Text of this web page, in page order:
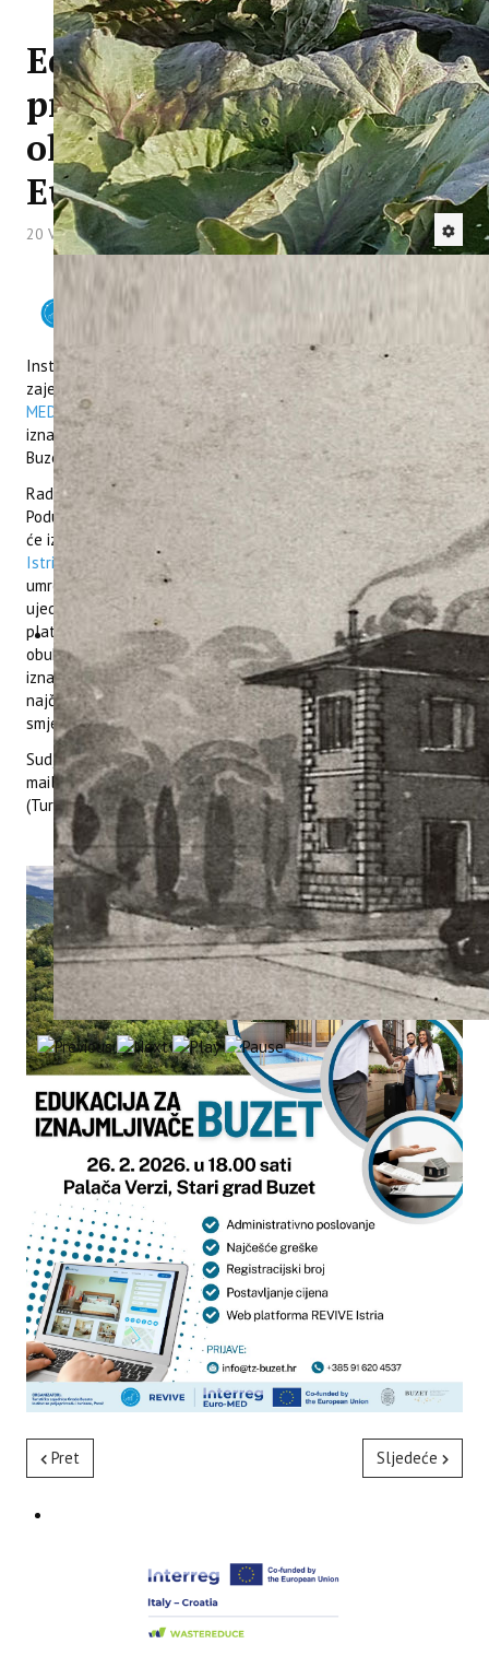
Edukativna radionica za
privatne iznajmljivače u
okviru projekta Interreg
Euro-MED REVIVE
20 Veljača 2026 Hitova: 1075
Institut za poljoprivredu i turizam, u suradnji s Turističkom
zajednicom Grada Buzeta, u sklopu projekta
Interreg Euro-
MED REVIVE , organizira edukativnu radionicu za privatne
iznajmljivače s pilot područja projekta – s područja Grada
Buzeta te općina Cerovlje, Lanišće, Lupoglav i Oprtalj-Portole.
Radionica će se održati 26. veljače 2026. godine u 18:00 sati u
Poduzetničkom inkubatoru Verzi (Stari grad Buzet). Na radionici
će iznajmljivačima biti predstavljena web platforma REVIVE
Istria , koju je Institut za poljoprivredu i turizam razvio s ciljem
umrežavanja dionika na pilot području projekta. Sudionici će
ujedno biti pozvani na registraciju i aktivno uključivanje na
platformu. Osim predstavljanja platforme, program radionice
obuhvaća sljedeće teme: administrativno poslovanje
iznajmljivača, registracijski broj i postupak registracije,
najčešće pogreške iznajmljivača te formiranje cijena
smještaja.
Sudjelovanje je besplatno, a prijava je obavezna putem e-
mailainfo@tz-buzet.hrili pozivom na broj 091 620 4537
(Turistička zajednica Grada Buzeta).
Pret Sljedeće